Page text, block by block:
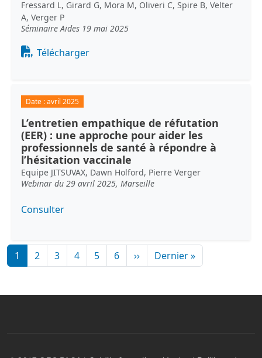
Fressard L, Girard G, Mora M, Oliveri C, Spire B, Velter
A, Verger P
Séminaire Aides 19 mai 2025
Document
Télécharger
Date :avril 2025
L’entretien empathique de réfutation
(EER) : une approche pour aider les
professionnels de santé à répondre à
l’hésitation vaccinale
Equipe JITSUVAX, Dawn Holford, Pierre Verger
Webinar du 29 avril 2025, Marseille
Consulter
Pagination
1 2 3 4 5 6 ››Page suivante
Dernier »Dernière page